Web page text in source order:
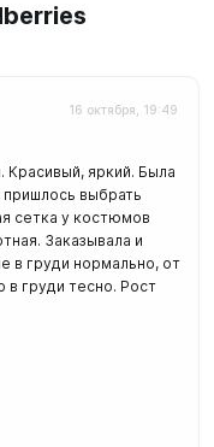
16 октября, 19:49
яркий. Была
выбрать
сетка у костюмов
Заказывала и
в груди нормально, от
в груди тесно. Рост